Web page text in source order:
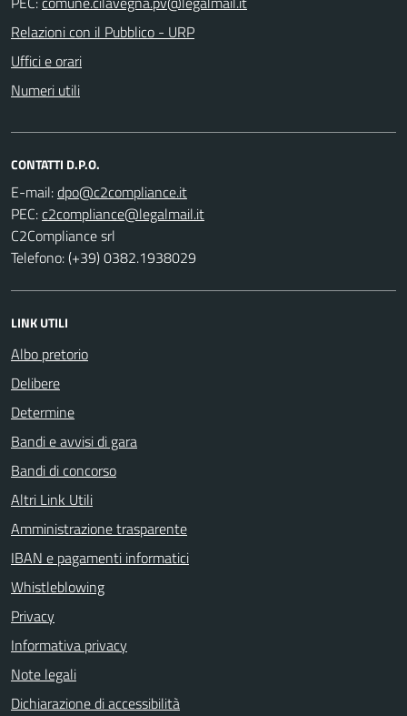
Relazioni con il Pubblico - URP
Uffici e orari
Numeri utili
CONTATTI D.P.O.
E-mail:
PEC:
C2Compliance srl
Telefono: (+39) 0382.1938029
LINK UTILI
Albo pretorio
Delibere
Determine
Bandi e avvisi di gara
Bandi di concorso
Altri Link Utili
Amministrazione trasparente
IBAN e pagamenti informatici
Whistleblowing
Privacy
Informativa privacy
Note legali
Dichiarazione di accessibilità